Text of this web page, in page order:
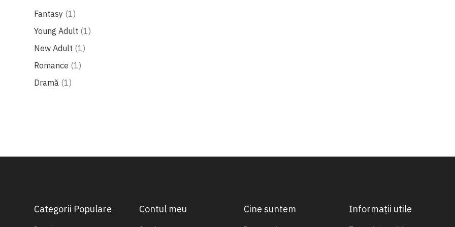
Fantasy 1produs
Young Adult 1produs
New Adult 1produs
Romance 1produs
Dramă
1produs
Categorii Populare Contul meu Cine suntem Informații utile